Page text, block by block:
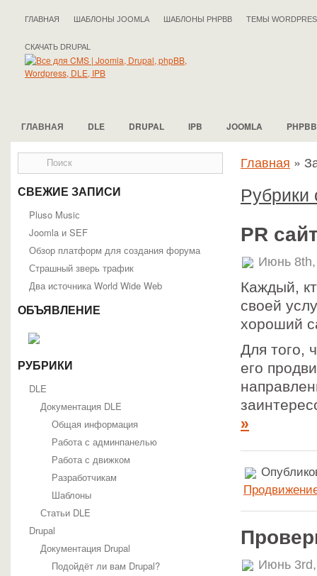
ГЛАВНАЯ ШАБЛОНЫ JOOMLA ШАБЛОНЫ PHPBB ТЕМЫ
СКАЧАТЬ DRUPAL
ГЛАВНАЯ DLE DRUPAL IPB JOOMLA PHPBB
СВЕЖИЕ ЗАПИСИ
Pluso Musiс
Joomla и SEF
Обзор платформ для создания форума
Страшный зверь трафик
Два источника World Wide Web
ОБЪЯВЛЕНИЕ
РУБРИКИ
DLE
Документация DLE
Общая информация
Работа с админпанелью
Работа с движком
Разработчикам
Шаблоны
Статьи DLE
Drupal
Документация Drupal
Подойдёт ли вам Drupal?
Главная »
Рубрики
PR
Июнь
Каждый,
своей
хороший
Для того,
его
»
Июнь